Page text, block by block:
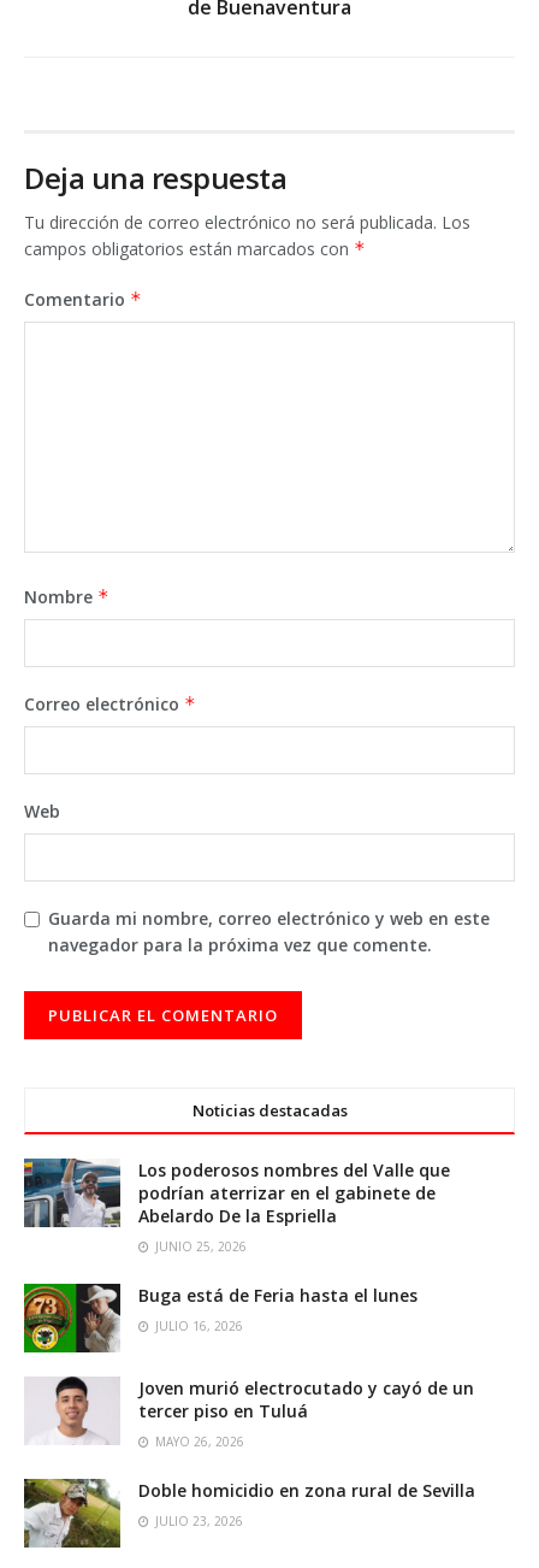
de Buenaventura
Deja una respuesta
Tu dirección de correo electrónico no será publicada. Los
campos obligatorios están marcados con *
Comentario *
Nombre *
Correo electrónico *
Web
Guarda mi nombre, correo electrónico y web en este
navegador para la próxima vez que comente.
Noticias destacadas
Los poderosos nombres del Valle que
podrían aterrizar en el gabinete de
Abelardo De la Espriella
JUNIO 25, 2026
Buga está de Feria hasta el lunes
JULIO 16, 2026
Joven murió electrocutado y cayó de un
tercer piso en Tuluá
MAYO 26, 2026
Doble homicidio en zona rural de Sevilla
JULIO 23, 2026